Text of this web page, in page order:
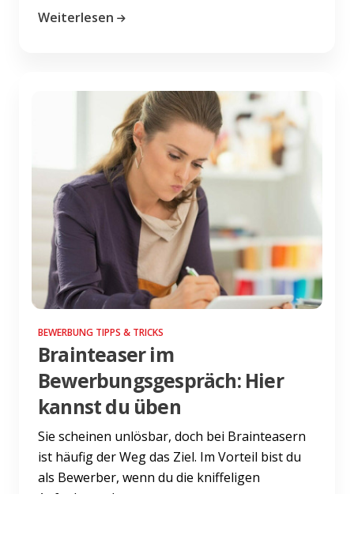
Weiterlesen
BEWERBUNG TIPPS & TRICKS
Brainteaser im
Bewerbungsgespräch: Hier
kannst du üben
Sie scheinen unlösbar, doch bei Brainteasern
ist häufig der Weg das Ziel. Im Vorteil bist du
als Bewerber, wenn du die kniffeligen
Aufgaben schon vor...